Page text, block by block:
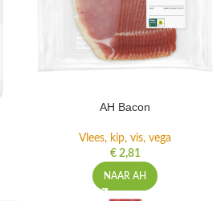
AH Bacon
Vlees, kip, vis, vega
€2,81
NAAR AH